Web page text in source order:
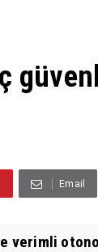
Email
verimli